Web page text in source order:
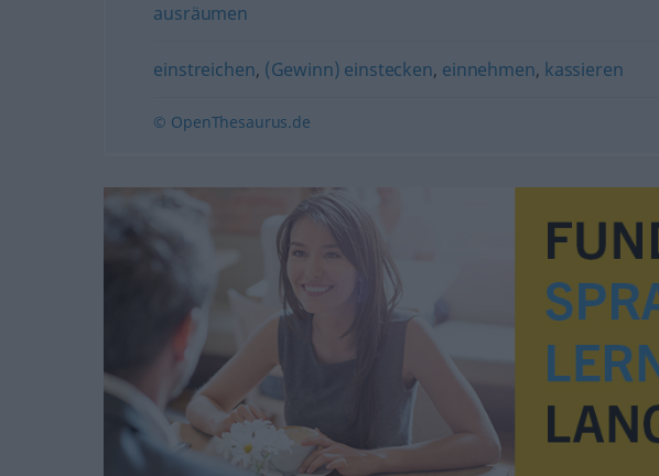
ausräumen
einstreichen, (Gewinn) einstecken, einnehmen, kassieren
© OpenThesaurus.de